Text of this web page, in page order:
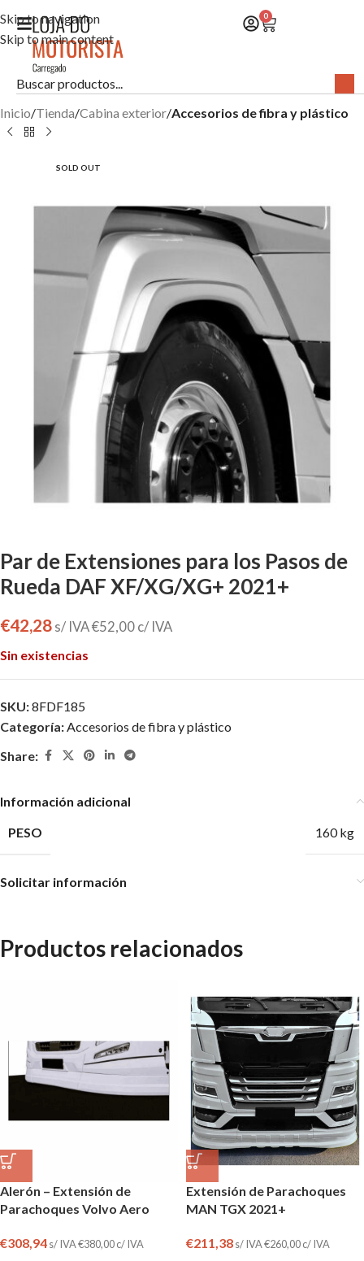
Skip to navigation
Skip to main content
0
Inicio Tienda Cabina exterior Accesorios de fibra y plástico
SOLD OUT
Par de Extensiones para los Pasos de
Rueda DAF XF/XG/XG+ 2021+
€42,28 s/ IVA€52,00 c/ IVA
Sin existencias
SKU:8FDF185
Categoría:Accesorios de fibra y plástico
Share:
Información adicional
PESO
160 kg
Solicitar información
Productos relacionados
Alerón – Extensión de
Parachoques Volvo Aero
€308,94s/ IVA€380,00c/ IVA
Extensión de Parachoques
MAN TGX 2021+
€211,38s/ IVA€260,00c/ IVA